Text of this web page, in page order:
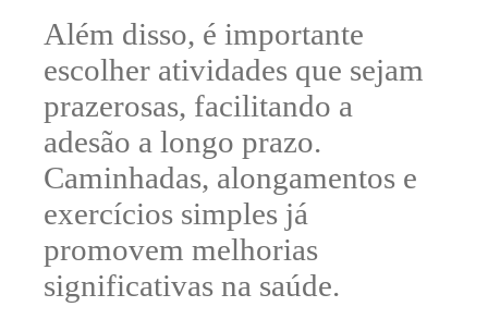
Além disso, é importante
escolher atividades que sejam
prazerosas, facilitando a
adesão a longo prazo.
Caminhadas, alongamentos e
exercícios simples já
promovem melhorias
significativas na saúde.